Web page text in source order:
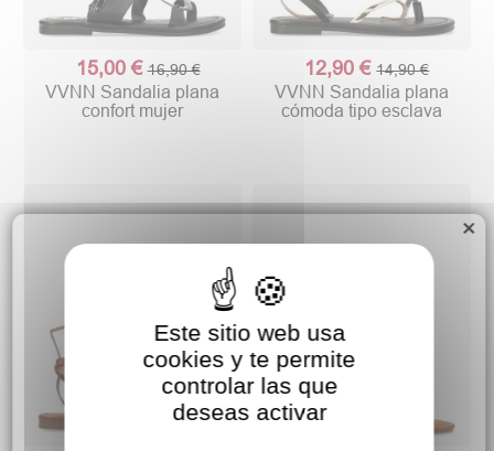
15,00 € 16,90 €
VVNN Sandalia plana
confort mujer
12,90 € 14,90 €
VVNN Sandalia plana
cómoda tipo esclava
×
Este sitio web usa
cookies y te permite
controlar las que
deseas activar